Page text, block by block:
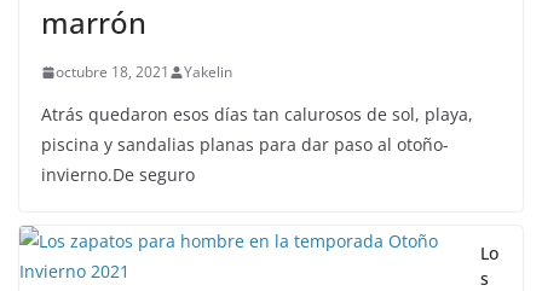
marrón
octubre 18, 2021 Yakelin
Atrás quedaron esos días tan calurosos de sol, playa,
piscina y sandalias planas para dar paso al otoño-
invierno.De seguro
Lo
s